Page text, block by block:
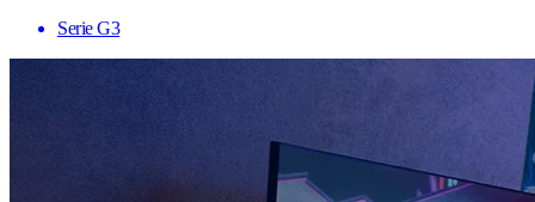
Serie G3